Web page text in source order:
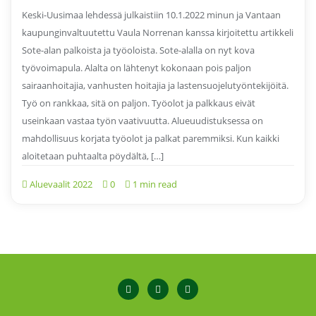
Keski-Uusimaa lehdessä julkaistiin 10.1.2022 minun ja Vantaan
kaupunginvaltuutettu Vaula Norrenan kanssa kirjoitettu artikkeli
Sote-alan palkoista ja työoloista. Sote-alalla on nyt kova
työvoimapula. Alalta on lähtenyt kokonaan pois paljon
sairaanhoitajia, vanhusten hoitajia ja lastensuojelutyöntekijöitä.
Työ on rankkaa, sitä on paljon. Työolot ja palkkaus eivät
useinkaan vastaa työn vaativuutta. Alueuudistuksessa on
mahdollisuus korjata työolot ja palkat paremmiksi. Kun kaikki
aloitetaan puhtaalta pöydältä, […]
Aluevaalit 2022 0 1 min read